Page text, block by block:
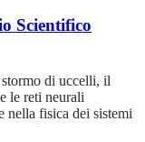
Scientifico
di uccelli, il
le reti neurali
nella fisica dei sistemi